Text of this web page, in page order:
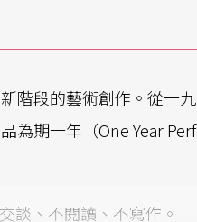
階段的藝術創作。從一九
為期一年（One Year Perf
談、不閱讀、不寫作。